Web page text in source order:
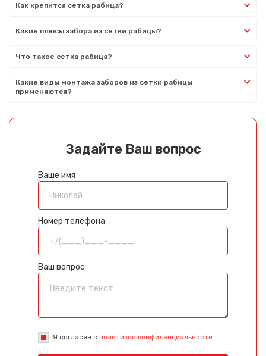
Как крепится сетка рабица?
Какие плюсы забора из сетки рабицы?
Что такое сетка рабица?
Какие виды монтажа заборов из сетки рабицы
применяются?
Задайте Ваш вопрос
Ваше имя
Номер телефона
Ваш вопрос
Я согласен с политикой конфиденциальности